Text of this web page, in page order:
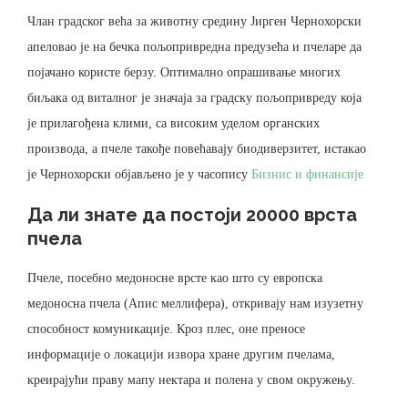
Члан градског већа за животну средину Јирген Чернохорски
апеловао је на бечка пољопривредна предузећа и пчеларе да
појачано користе берзу. Оптимално опрашивање многих
биљака од виталног је значаја за градску пољопривреду која
је прилагођена клими, са високим уделом органских
производа, а пчеле такође повећавају биодиверзитет, истакао
је Чернохорски објављено је у часопису Бизнис и финансије
Да ли знате да постоји 20000 врста
пчела
Пчеле, посебно медоносне врсте као што су европска
медоносна пчела (Апис меллифера), откривају нам изузетну
способност комуникације. Кроз плес, оне преносе
информације о локацији извора хране другим пчелама,
креирајући праву мапу нектара и полена у свом окружењу.